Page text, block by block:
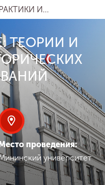
И...
ТЕОРИИ И
проведения:
университет